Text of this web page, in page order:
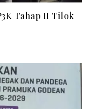
Tahap II Tilok